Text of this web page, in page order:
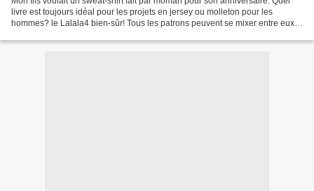
livre est toujours idéal pour les projets en jersey ou molleton pour les
hommes? le Lalala4 bien-sûr! Tous les patrons peuvent se mixer entre eux